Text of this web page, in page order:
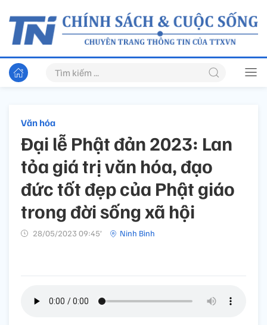
Văn hóa
Đại lễ Phật đản 2023: Lan
tỏa giá trị văn hóa, đạo
đức tốt đẹp của Phật giáo
trong đời sống xã hội
28/05/2023 09:45’ Ninh Bình